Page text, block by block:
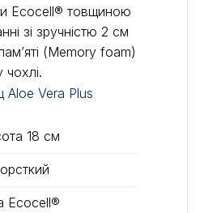
Ecocell® товщиною
зі зручністю 2 см
(Memory foam)
чохлі.
18 см
Ecocell®